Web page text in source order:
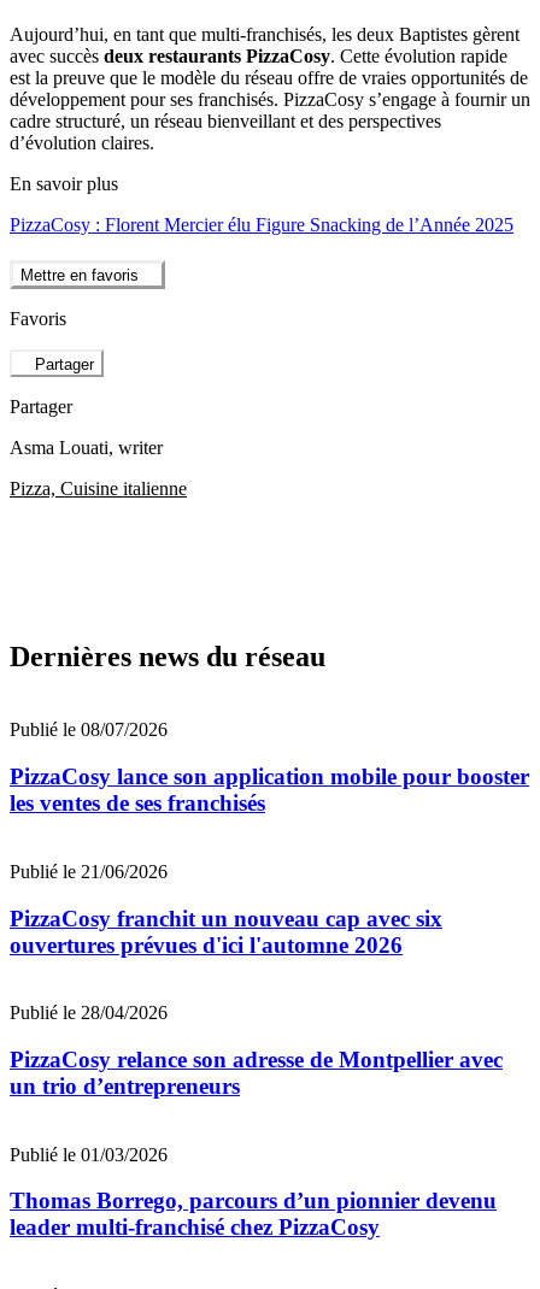
Aujourd’hui, en tant que multi-franchisés, les deux Baptistes gèrent
avec succès deux restaurants PizzaCosy. Cette évolution rapide
est la preuve que le modèle du réseau offre de vraies opportunités de
développement pour ses franchisés. PizzaCosy s’engage à fournir un
cadre structuré, un réseau bienveillant et des perspectives
d’évolution claires.
En savoir plus
PizzaCosy : Florent Mercier élu Figure Snacking de l’Année 2025
Mettre en favoris
Favoris
Partager
Partager
Asma Louati, writer
Pizza, Cuisine italienne
Dernières news du réseau
Publié le 08/07/2026
PizzaCosy lance son application mobile pour booster
les ventes de ses franchisés
Publié le 21/06/2026
PizzaCosy franchit un nouveau cap avec six
ouvertures prévues d'ici l'automne 2026
Publié le 28/04/2026
PizzaCosy relance son adresse de Montpellier avec
un trio d’entrepreneurs
Publié le 01/03/2026
Thomas Borrego, parcours d’un pionnier devenu
leader multi-franchisé chez PizzaCosy